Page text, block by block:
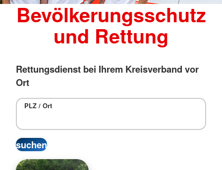
Bevölkerungsschutz
und Rettung
Rettungsdienst bei Ihrem Kreisverband vor
Ort
PLZ / Ort